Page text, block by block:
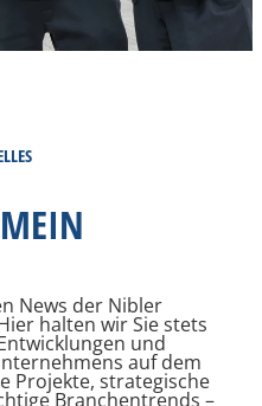
News der Nibler
halten wir Sie stets
und
auf dem
Projekte, strategische
Branchentrends –